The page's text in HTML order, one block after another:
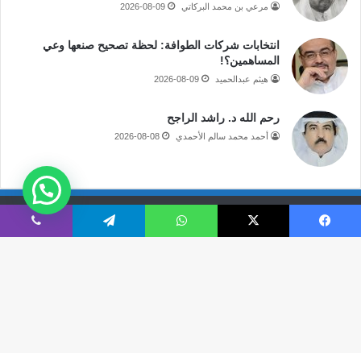
مرعي بن محمد البركاتي 2026-08-09
انتخابات شركات الطوافة: لحظة تصحيح صنعها وعي
المساهمين؟!
هيثم عبدالحميد 2026-08-09
رحم الله د. راشد الراجح
أحمد محمد سالم الأحمدي 2026-08-08
جميع الحقوق محفوظة لموقع صحيفة مكة الإلكترونية
فيسبوك ‫X واتساب تيلقرام ڤايبر